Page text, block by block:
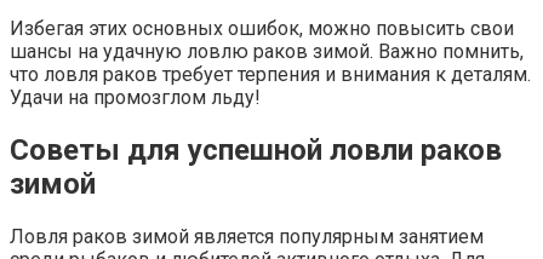
Избегая этих основных ошибок, можно повысить свои
шансы на удачную ловлю раков зимой. Важно помнить,
что ловля раков требует терпения и внимания к деталям.
Удачи на промозглом льду!
Советы для успешной ловли раков
зимой
Ловля раков зимой является популярным занятием